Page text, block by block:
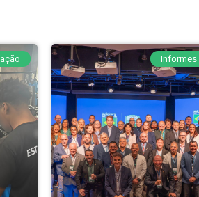
Informes